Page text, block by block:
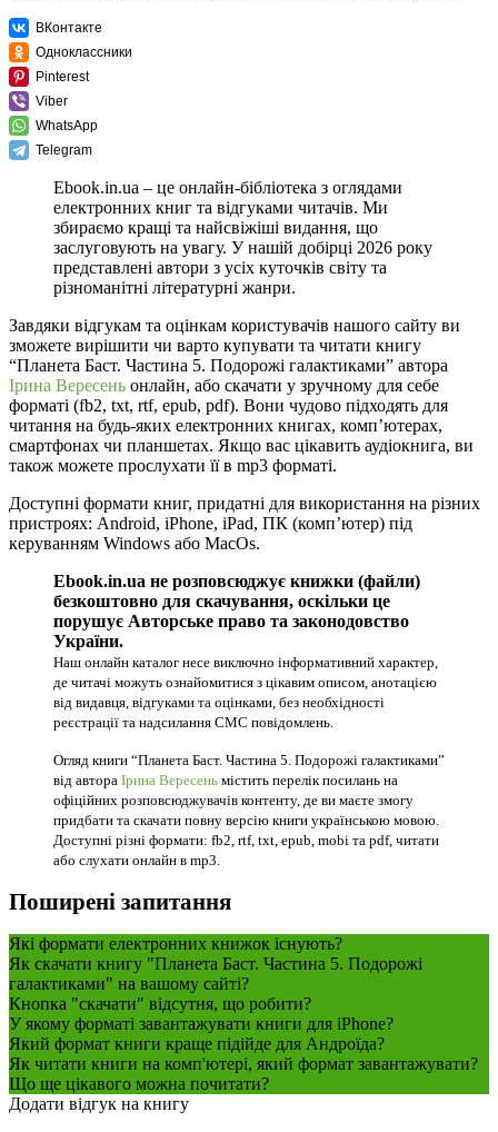
ВКонтакте
Одноклассники
Pinterest
Viber
WhatsApp
Telegram
Ebook.in.ua – це онлайн-бібліотека з оглядами
електронних книг та відгуками читачів. Ми
збираємо кращі та найсвіжіші видання, що
заслуговують на увагу. У нашій добірці 2026 року
представлені автори з усіх куточків світу та
різноманітні літературні жанри.
Завдяки відгукам та оцінкам користувачів нашого сайту ви
зможете вирішити чи варто купувати та читати книгу
“Планета Баст. Частина 5. Подорожі галактиками” автора
Ірина Вересень онлайн, або скачати у зручному для себе
форматі (fb2, txt, rtf, epub, pdf). Вони чудово підходять для
читання на будь-яких електронних книгах, комп’ютерах,
смартфонах чи планшетах. Якщо вас цікавить аудіокнига, ви
також можете прослухати її в mp3 форматі.
Доступні формати книг, придатні для використання на різних
пристроях: Android, iPhone, iPad, ПК (комп’ютер) під
керуванням Windows або MacOs.
Ebook.in.ua не розповсюджує книжки (файли)
безкоштовно для скачування, оскільки це
порушує Авторське право та законодовство
України.
Наш онлайн каталог несе виключно інформативний характер,
де читачі можуть ознайомитися з цікавим описом, анотацією
від видавця, відгуками та оцінками, без необхідності
реєстрації та надсилання СМС повідомлень.
Огляд книги “Планета Баст. Частина 5. Подорожі галактиками”
від автора Ірина Вересень містить перелік посилань на
офіційних розповсюджувачів контенту, де ви маєте змогу
придбати та скачати повну версію книги українською мовою.
Доступні різні формати: fb2, rtf, txt, epub, mobi та pdf, читати
або слухати онлайн в mp3.
Поширені запитання
Які формати електронних книжок існують?
Як скачати книгу "Планета Баст. Частина 5. Подорожі
галактиками" на вашому сайті?
Кнопка "скачати" відсутня, що робити?
У якому форматі завантажувати книги для iPhone?
Який формат книги краще підійде для Андроїда?
Як читати книги на комп'ютері, який формат завантажувати?
Що ще цікавого можна почитати?
Додати відгук на книгу